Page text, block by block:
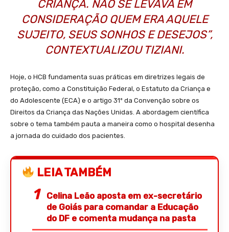
CRIANÇA. NÃO SE LEVAVA EM
CONSIDERAÇÃO QUEM ERA AQUELE
SUJEITO, SEUS SONHOS E DESEJOS”,
CONTEXTUALIZOU TIZIANI.
Hoje, o HCB fundamenta suas práticas em diretrizes legais de
proteção, como a Constituição Federal, o Estatuto da Criança e
do Adolescente (ECA) e o artigo 31º da Convenção sobre os
Direitos da Criança das Nações Unidas. A abordagem científica
sobre o tema também pauta a maneira como o hospital desenha
a jornada do cuidado dos pacientes.
LEIA TAMBÉM
Celina Leão aposta em ex-secretário
de Goiás para comandar a Educação
do DF e comenta mudança na pasta